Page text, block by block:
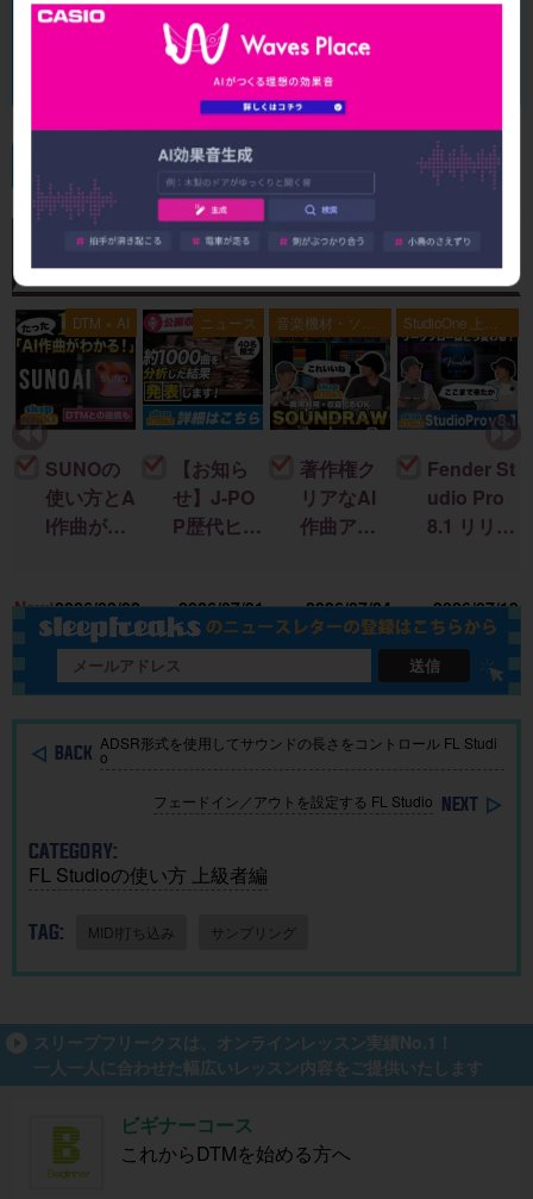
17年間・累計2,000名以上の受講実績
新着記事一覧
DTM × AI
SUNOの
使い方とA
I作曲がわ
に生成AI
を取り入
れる基本
ガイド
New!2026/08/02
ニュース
【お知ら
せ】J-PO
P歴代ヒッ
析”する公
開収録イ
ベント開
催
2026/07/31
音楽機材・ソフ
ト
著作権ク
リアなAI
作曲アプ
Grid」｜M
ac・iOSで
単に作
成！
2026/07/24
StudioOne 上級
者編
Fender St
udio Pro
8.1 リリー
点まとめ
2026/07/19
送信
ADSR形式を使用してサウンドの長さをコントロール FL Studi
o
フェードイン／アウトを設定する FL Studio
CATEGORY:
FL Studioの使い方 上級者編
TAG: MIDI打ち込み サンプリング
スリープフリークスは、オンラインレッスン実績No.1！
一人一人に合わせた幅広いレッスン内容をご提供いたします
ビギナーコース
これからDTMを始める方へ